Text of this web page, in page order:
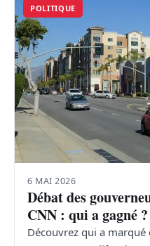
POLITIQUE
6 MAI 2026
Débat des
CNN : qui a gagné ?
Découvrez qui a